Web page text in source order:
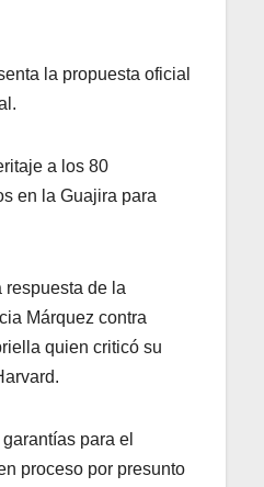
la propuesta oficial
a los 80
en la Guajira para
respuesta de la
Márquez contra
quien criticó su
para el
proceso por presunto